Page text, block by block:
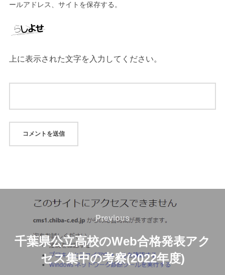
ールアドレス、サイトを保存する。
上に表示された文字を入力してください。
ナ
Previous
Previous
千葉県公立高校のWeb合格発表アク
セス集中の考察(2022年度)